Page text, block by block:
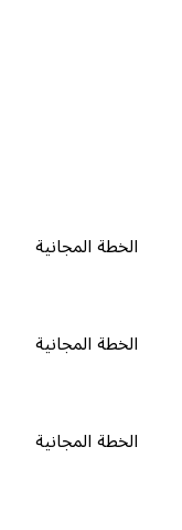
الخطة المجانية
الخطة المجانية
الخطة المجانية